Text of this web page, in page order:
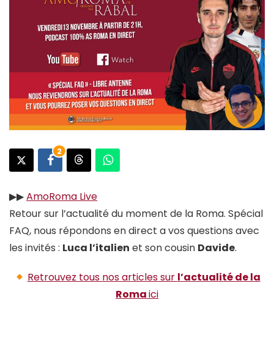
2
▶︎▶︎AmoRoma Live
Retour sur l’actualité du moment de la Roma. Spécial
FAQ, nous répondons en direct a vos questions avec
les invités : Luca l’italien et son cousin Davide.
Retrouvez tous nos articles sur l’actualité de la
Romaici